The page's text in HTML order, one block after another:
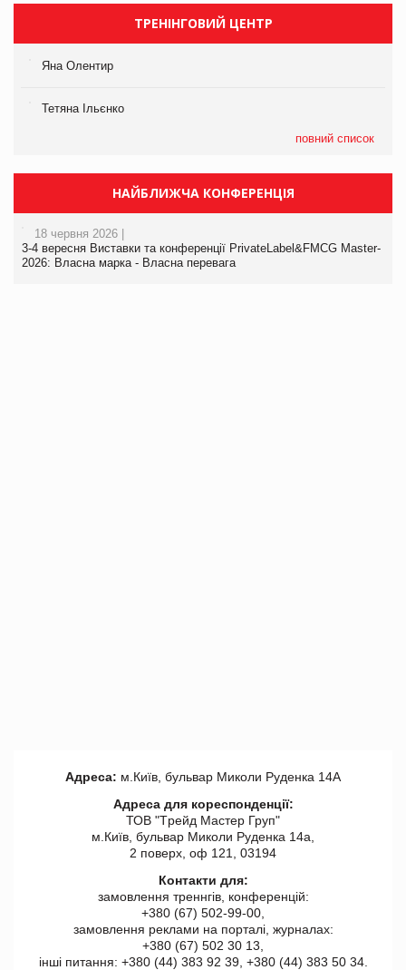
ТРЕНІНГОВИЙ ЦЕНТР
Яна Олентир
Тетяна Ільєнко
повний список
НАЙБЛИЖЧА КОНФЕРЕНЦІЯ
18 червня 2026 |
3-4 вересня Виставки та конференції PrivateLabel&FMCG Master-
2026: Власна марка - Власна перевага
Адреса: м.Київ, бульвар Миколи Руденка 14А
Адреса для кореспонденції:
ТОВ "Tрейд Мастер Груп"
м.Київ, бульвар Миколи Руденка 14а,
2 поверх, оф 121, 03194
Контакти для:
замовлення треннгів, конференцій:
+380 (67) 502-99-00,
замовлення реклами на порталі, журналах:
+380 (67) 502 30 13,
інші питання: +380 (44) 383 92 39, +380 (44) 383 50 34.